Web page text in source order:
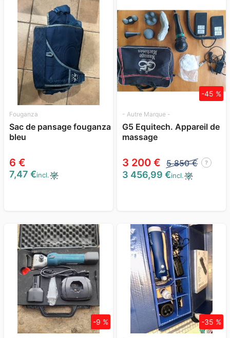
Fouganza
Sac de pansage fouganza
bleu
6 €
7,47 €incl.
- Autre Marque -
G5 Equitech. Appareil de
massage
3 200 € 5 850 € ?
-45 %
3 456,99 €incl.
-9 % -35 %